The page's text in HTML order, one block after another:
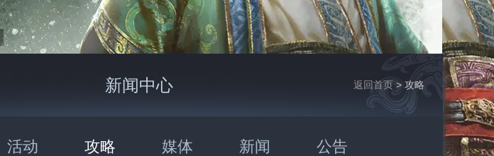
返回首页 > 攻略
新闻中心
活动 攻略 媒体 新闻 公告